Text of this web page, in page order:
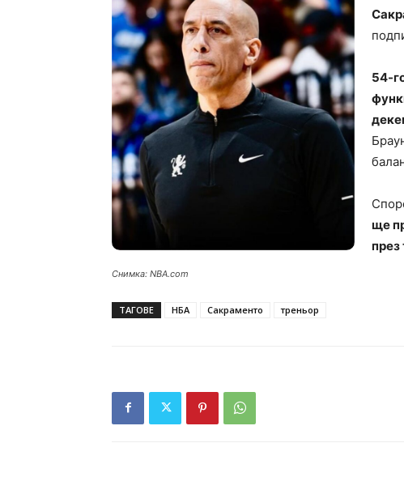
Снимка: NBA.com
54-
ще
през
ТАГОВЕ НБА Сакраменто треньор